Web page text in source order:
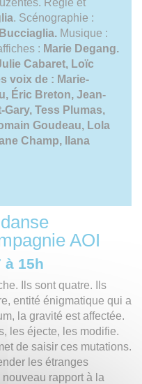
. Scénographie :
Musique :
: Marie Degang.
Cabaret, Loïc
voix de : Marie-
Éric Breton, Jean-
Gary, Tess Plumas,
Goudeau, Lola
Champ, Ilana
AOI
à 15h
Ils sont quatre. Ils
entité énigmatique qui a
la gravité est affectée.
les éjecte, les modifie.
de saisir ces mutations.
les étranges
nouveau rapport à la